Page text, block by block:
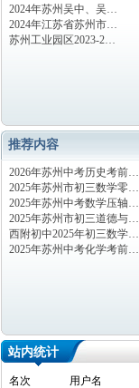
2024年苏州吴中、吴…
2024年江苏省苏州市…
苏州工业园区2023-2…
推荐内容
2026年苏州中考历史考前…
2025年苏州市初三数学零…
2025年苏州中考数学压轴…
2025年苏州市初三道德与…
西附初中2025年初三数学…
2025年苏州中考化学考前…
站内统计
名次 用户名